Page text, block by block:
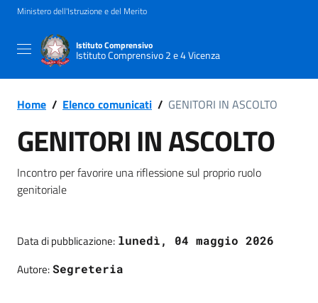
Ministero dell'Istruzione e del Merito
Istituto Comprensivo
Istituto Comprensivo 2 e 4 Vicenza
Home / Elenco comunicati / GENITORI IN ASCOLTO
GENITORI IN ASCOLTO
Incontro per favorire una riflessione sul proprio ruolo
genitoriale
Data di pubblicazione: lunedì, 04 maggio 2026
Autore:Segreteria